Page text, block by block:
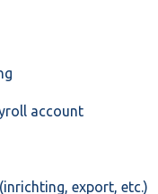
account
export, etc.)